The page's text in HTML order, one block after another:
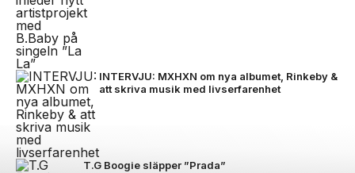
INTERVJU: MXHXN om nya albumet, Rinkeby &
att skriva musik med livserfarenhet
T.G Boogie släpper ”Prada”